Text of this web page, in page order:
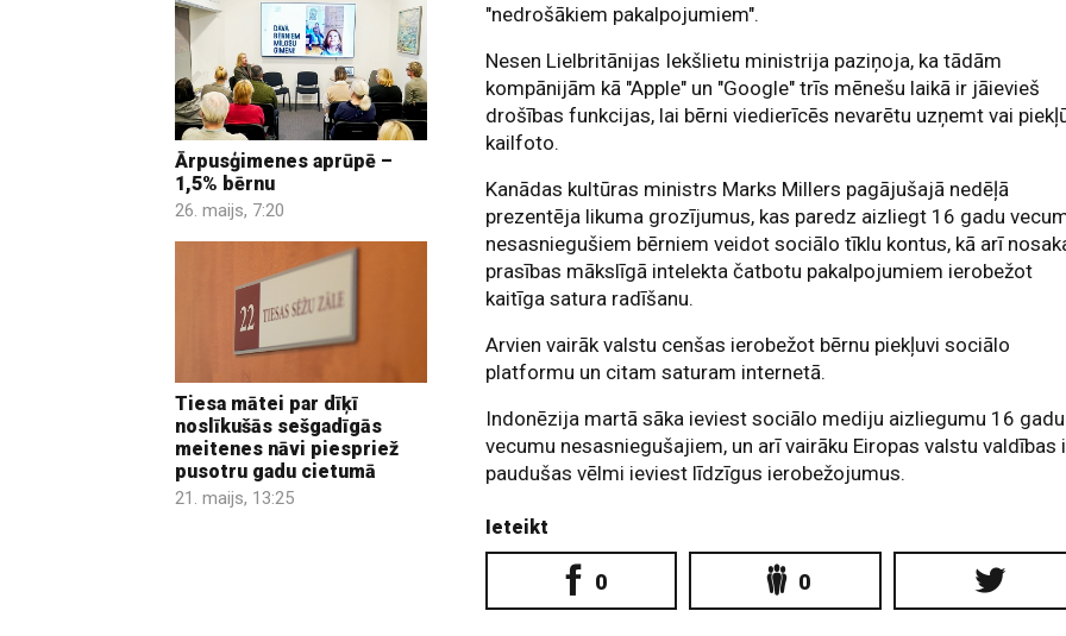
Ārpusģimenes aprūpē –
1,5% bērnu
26. maijs, 7:20
Tiesa mātei par dīķī
noslīkušās sešgadīgās
meitenes nāvi piespriež
pusotru gadu cietumā
21. maijs, 13:25
"nedrošākiem pakalpojumiem".
Nesen Lielbritānijas Iekšlietu ministrija paziņoja, ka tādām
kompānijām kā "Apple" un "Google" trīs mēnešu laikā ir jāievieš
drošības funkcijas, lai bērni viedierīcēs nevarētu uzņemt vai
kailfoto.
Kanādas kultūras ministrs Marks Millers pagājušajā nedēļā
prezentēja likuma grozījumus, kas paredz aizliegt 16 gadu
nesasniegušiem bērniem veidot sociālo tīklu kontus, kā arī
prasības mākslīgā intelekta čatbotu pakalpojumiem ierobežot
kaitīga satura radīšanu.
Arvien vairāk valstu cenšas ierobežot bērnu piekļuvi sociālo
platformu un citam saturam internetā.
Indonēzija martā sāka ieviest sociālo mediju aizliegumu 16 gadu
vecumu nesasniegušajiem, un arī vairāku Eiropas valstu valdības
paudušas vēlmi ieviest līdzīgus ierobežojumus.
Ieteikt
0 0